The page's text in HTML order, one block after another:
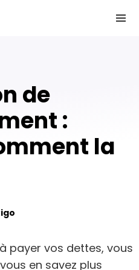
:
la
payer vos dettes, vous
en savez plus